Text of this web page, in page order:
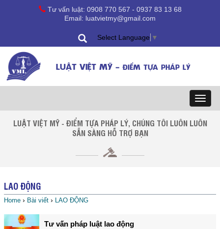
Tư vấn luật: 0908 770 567 - 0937 83 13 68
Email: luatvietmy@gmail.com
Select Language ▼
LUẬT VIỆT MỸ - ĐIỂM TỰA PHÁP LÝ
Toggle
LUẬT VIỆT MỸ - ĐIỂM TỰA PHÁP LÝ, CHÚNG TÔI LUÔN LUÔN
SẴN SÀNG HỖ TRỢ BẠN
LAO ĐỘNG
Home › Bài viết › LAO ĐỘNG
Tư vấn pháp luật lao động